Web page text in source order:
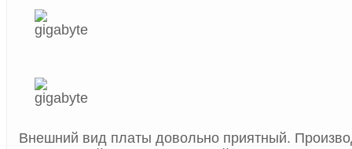
Внешний вид платы довольно приятный.